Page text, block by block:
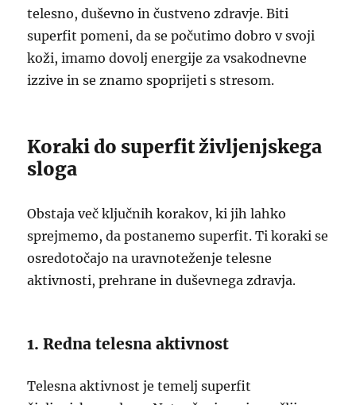
telesno, duševno in čustveno zdravje. Biti
superfit pomeni, da se počutimo dobro v svoji
koži, imamo dovolj energije za vsakodnevne
izzive in se znamo spoprijeti s stresom.
Koraki do superfit življenjskega
sloga
Obstaja več ključnih korakov, ki jih lahko
sprejmemo, da postanemo superfit. Ti koraki se
osredotočajo na uravnoteženje telesne
aktivnosti, prehrane in duševnega zdravja.
1. Redna telesna aktivnost
Telesna aktivnost je temelj superfit